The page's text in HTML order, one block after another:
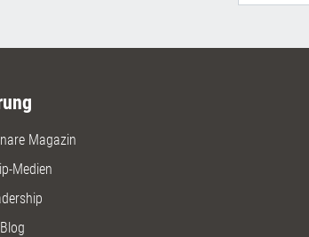
Magazin
Medien